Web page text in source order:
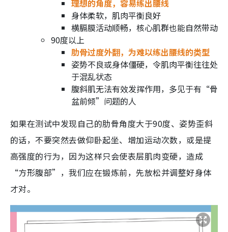
理想的角度，容易练出腰线
身体柔软，肌肉平衡良好
横膈膜活动顺畅，核心肌群也能自然带动
90度以上
肋骨过度外翻，为难以练出腰线的类型
姿势不良或身体僵硬，令肌肉平衡往往处
于混乱状态
腹斜肌无法有效发挥作用，多见于有“骨
盆前倾”问题的人
如果在测试中发现自己的肋骨角度大于90度、姿势歪斜
的话，不要突然去做仰卧起坐、增加运动次数，或是提
高强度的行为，因为这样只会使表层肌肉变硬，造成
“方形腹部”，我们应在锻炼前，先放松并调整好身体
才对。